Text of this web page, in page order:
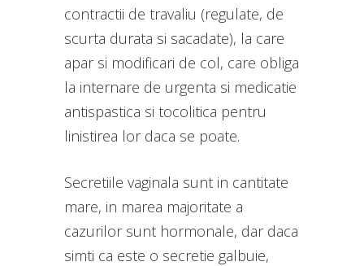
contractii de travaliu (regulate, de
scurta durata si sacadate), la care
apar si modificari de col, care obliga
la internare de urgenta si medicatie
antispastica si tocolitica pentru
linistirea lor daca se poate.
Secretiile vaginala sunt in cantitate
mare, in marea majoritate a
cazurilor sunt hormonale, dar daca
simti ca este o secretie galbuie,